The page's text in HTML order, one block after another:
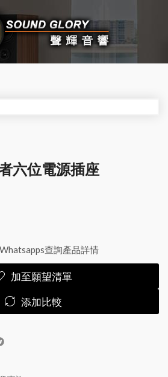
六位電源插座
查詢產品詳情
加至願望清單
添加比較